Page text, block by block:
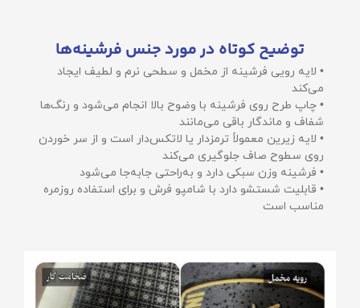
توضیح کوتاه در مورد جنس فرشینه‌ها
• لایه رویی فرشینه از مخمل و سطحی نرم و لطیف ایجاد
می‌کند
• چاپ طرح روی فرشینه با وضوح بالا انجام می‌شود و رنگ‌ها
شفاف و ماندگار باقی می‌مانند
• لایه زیرین معمولاً ترمزدار یا لاتکس‌دار است و از سر خوردن
روی سطوح صاف جلوگیری می‌کند
• فرشینه وزن سبکی دارد و به‌راحتی جابه‌جا می‌شود
• قابلیت شستشو دارد با شامپو فرش و برای استفاده روزمره
مناسب است